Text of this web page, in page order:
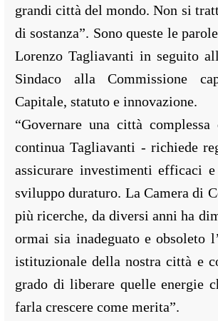
grandi città del mondo. Non si
di sostanza”. Sono queste le
Lorenzo Tagliavanti in seguito
Sindaco alla Commissione
Capitale, statuto e innovazione.
“Governare una città
continua Tagliavanti - richiede
assicurare investimenti efficaci e
sviluppo duraturo. La Camera di
più ricerche, da diversi anni ha
ormai sia inadeguato e obsoleto
istituzionale della nostra città e
grado di liberare quelle energie
farla crescere come merita”.